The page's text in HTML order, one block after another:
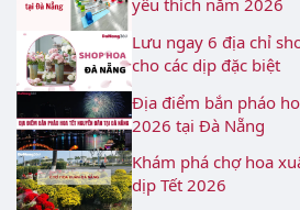
Lưu ngay 6 địa chỉ
cho các dịp đặc biệt
Địa điểm bắn pháo
2026 tại Đà Nẵng
Khám phá chợ hoa
dịp Tết 2026